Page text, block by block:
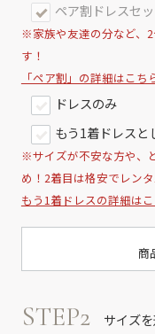
ペア割ドレスセ
※家族や友達の分など、
す！
「ペア割」の詳細はこち
ドレスのみ
もう1着ドレスと
※サイズが不安な方や、
め！2着目は格安でレン
もう1着ドレスの詳細は
商
STEP2 サイズ